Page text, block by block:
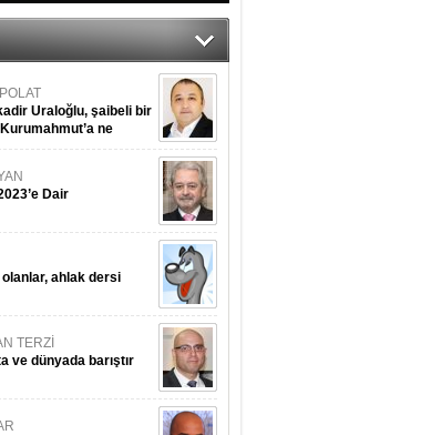
Uraloğlu, şaibeli bir
ne
Dair
ahlak dersi
TERZİ
ve dünyada barıştır